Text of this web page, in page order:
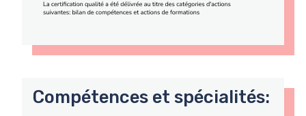
Compétences et spécialités: